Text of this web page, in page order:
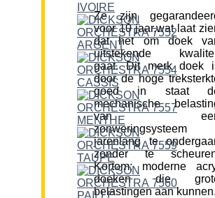
Ze zijn
voor 10 jaar,wat laat
dat het om doek
uitstekende
gaat. Dit merk doek
door de hoge
goed in staat
mechanische
van
zonweringsysteem
jarenlang te
zonder te
Kortom; moderne
doeken die
belastingen aan kunnen.